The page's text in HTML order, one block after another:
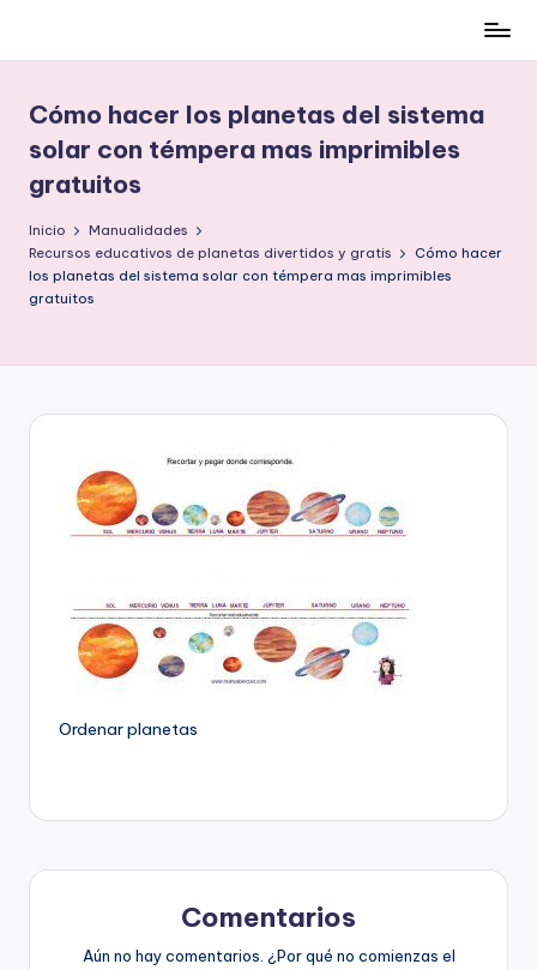
contenido
low-
cost
y
no
en
intento
Cómo hacer los planetas del sistema
solar con témpera mas imprimibles
gratuitos
Inicio
Manualidades
Recursos educativos de planetas divertidos y gratis
Cómo hacer
los planetas del sistema solar con témpera mas imprimibles
gratuitos
Ordenar planetas
Comentarios
Aún no hay comentarios. ¿Por qué no comienzas el